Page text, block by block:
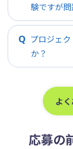
験ですが
プロジェ
か？
よ
応募の